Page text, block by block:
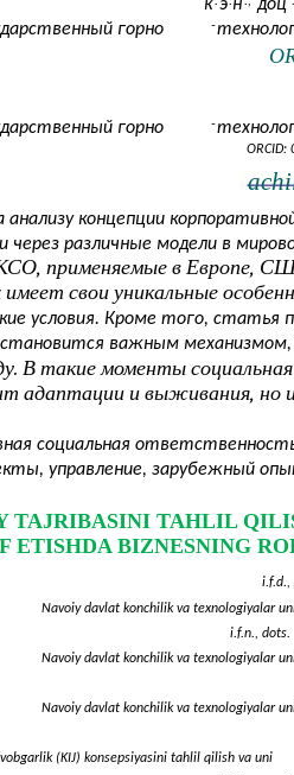
к э н доц
горно -
горно -
ORCID:
концепции
различные модели в
применяемые в Европе,
свои уникальные
условия. Кроме того, статья
становится важным
В такие моменты
адаптации и выживания, но и
социальная
управление, зарубежный
TAJRIBASINI TAHLIL
ETISHDA BIZNESNING
i.f.d.,
Navoiy davlat konchilik va texnologiyalar
i.f.n., dots.
Navoiy davlat konchilik va texnologiyalar
Navoiy davlat konchilik va texnologiyalar
(KIJ) konsepsiyasini tahlil qilish va uni